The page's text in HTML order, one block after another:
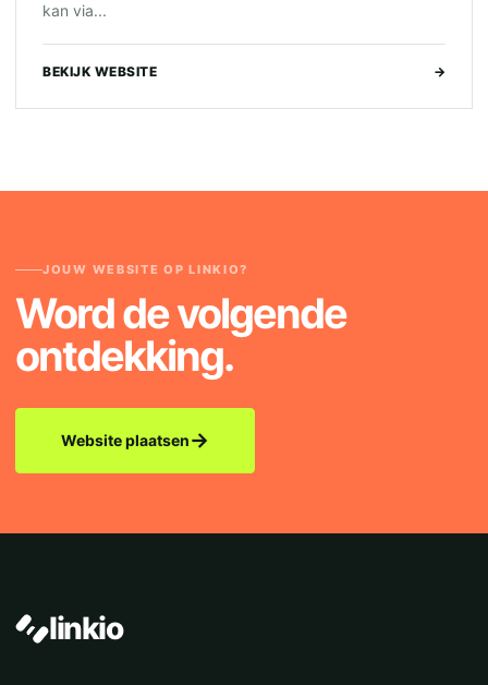
kan via...
BEKIJK WEBSITE →
JOUW WEBSITE OP LINKIO?
Word de volgende
ontdekking.
Website plaatsen→
linkio